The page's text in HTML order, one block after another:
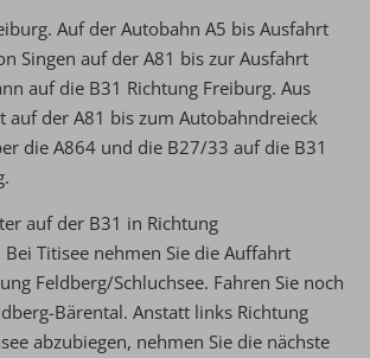
Auf der Autobahn A5 bis Ausfahrt
Singen auf der A81 bis zur Ausfahrt
auf die B31 Richtung Freiburg. Aus
auf der A81 bis zum Autobahndreieck
die A864 und die B27/33 auf die B31
auf der B31 in Richtung
Titisee nehmen Sie die Auffahrt
Feldberg/Schluchsee. Fahren Sie noch
Bärental. Anstatt links Richtung
abzubiegen, nehmen Sie die nächste